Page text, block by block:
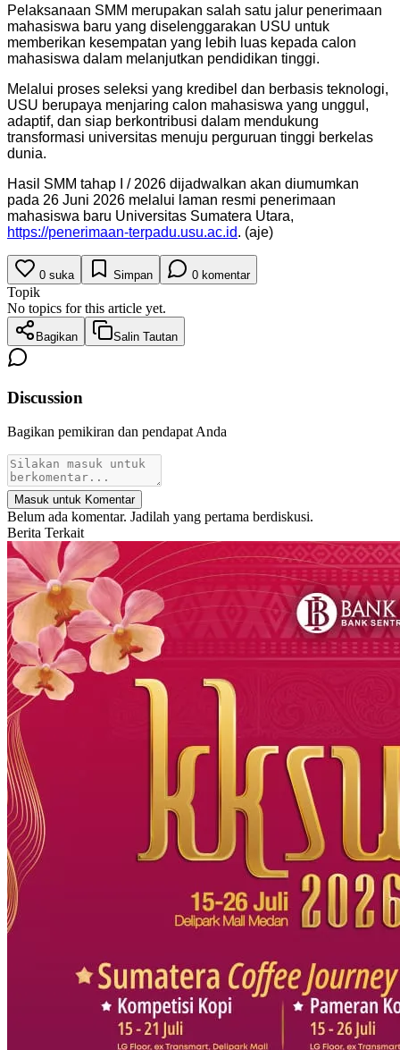
Pelaksanaan SMM merupakan salah satu jalur penerimaan
mahasiswa baru yang diselenggarakan USU untuk
memberikan kesempatan yang lebih luas kepada calon
mahasiswa dalam melanjutkan pendidikan tinggi.
Melalui proses seleksi yang kredibel dan berbasis teknologi,
USU berupaya menjaring calon mahasiswa yang unggul,
adaptif, dan siap berkontribusi dalam mendukung
transformasi universitas menuju perguruan tinggi berkelas
dunia.
Hasil SMM tahap I / 2026 dijadwalkan akan diumumkan
pada 26 Juni 2026 melalui laman resmi penerimaan
mahasiswa baru Universitas Sumatera Utara,
https://penerimaan-terpadu.usu.ac.id. (aje)
0 suka Simpan 0 komentar
Topik
No topics for this article yet.
Bagikan Salin Tautan
Discussion
Bagikan pemikiran dan pendapat Anda
Masuk untuk Komentar
Belum ada komentar. Jadilah yang pertama berdiskusi.
Berita Terkait